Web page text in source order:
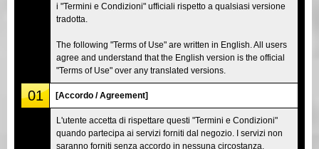
Okinawa
i "Termini e Condizioni" ufficiali rispetto a qualsiasi versione
tradotta.
The following "Terms of Use" are written in English. All users
agree and understand that the English version is the official
"Terms of Use" over any translated versions.
01 [Accordo / Agreement]
L'utente accetta di rispettare questi "Termini e Condizioni"
quando partecipa ai servizi forniti dal negozio. I servizi non
saranno forniti senza accordo in nessuna circostanza.